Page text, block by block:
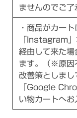
ませんのでご了
・商品がカー
「Instagram
経由して来た場
ます。（※原因
改善策としまし
「Google
い物カートへお